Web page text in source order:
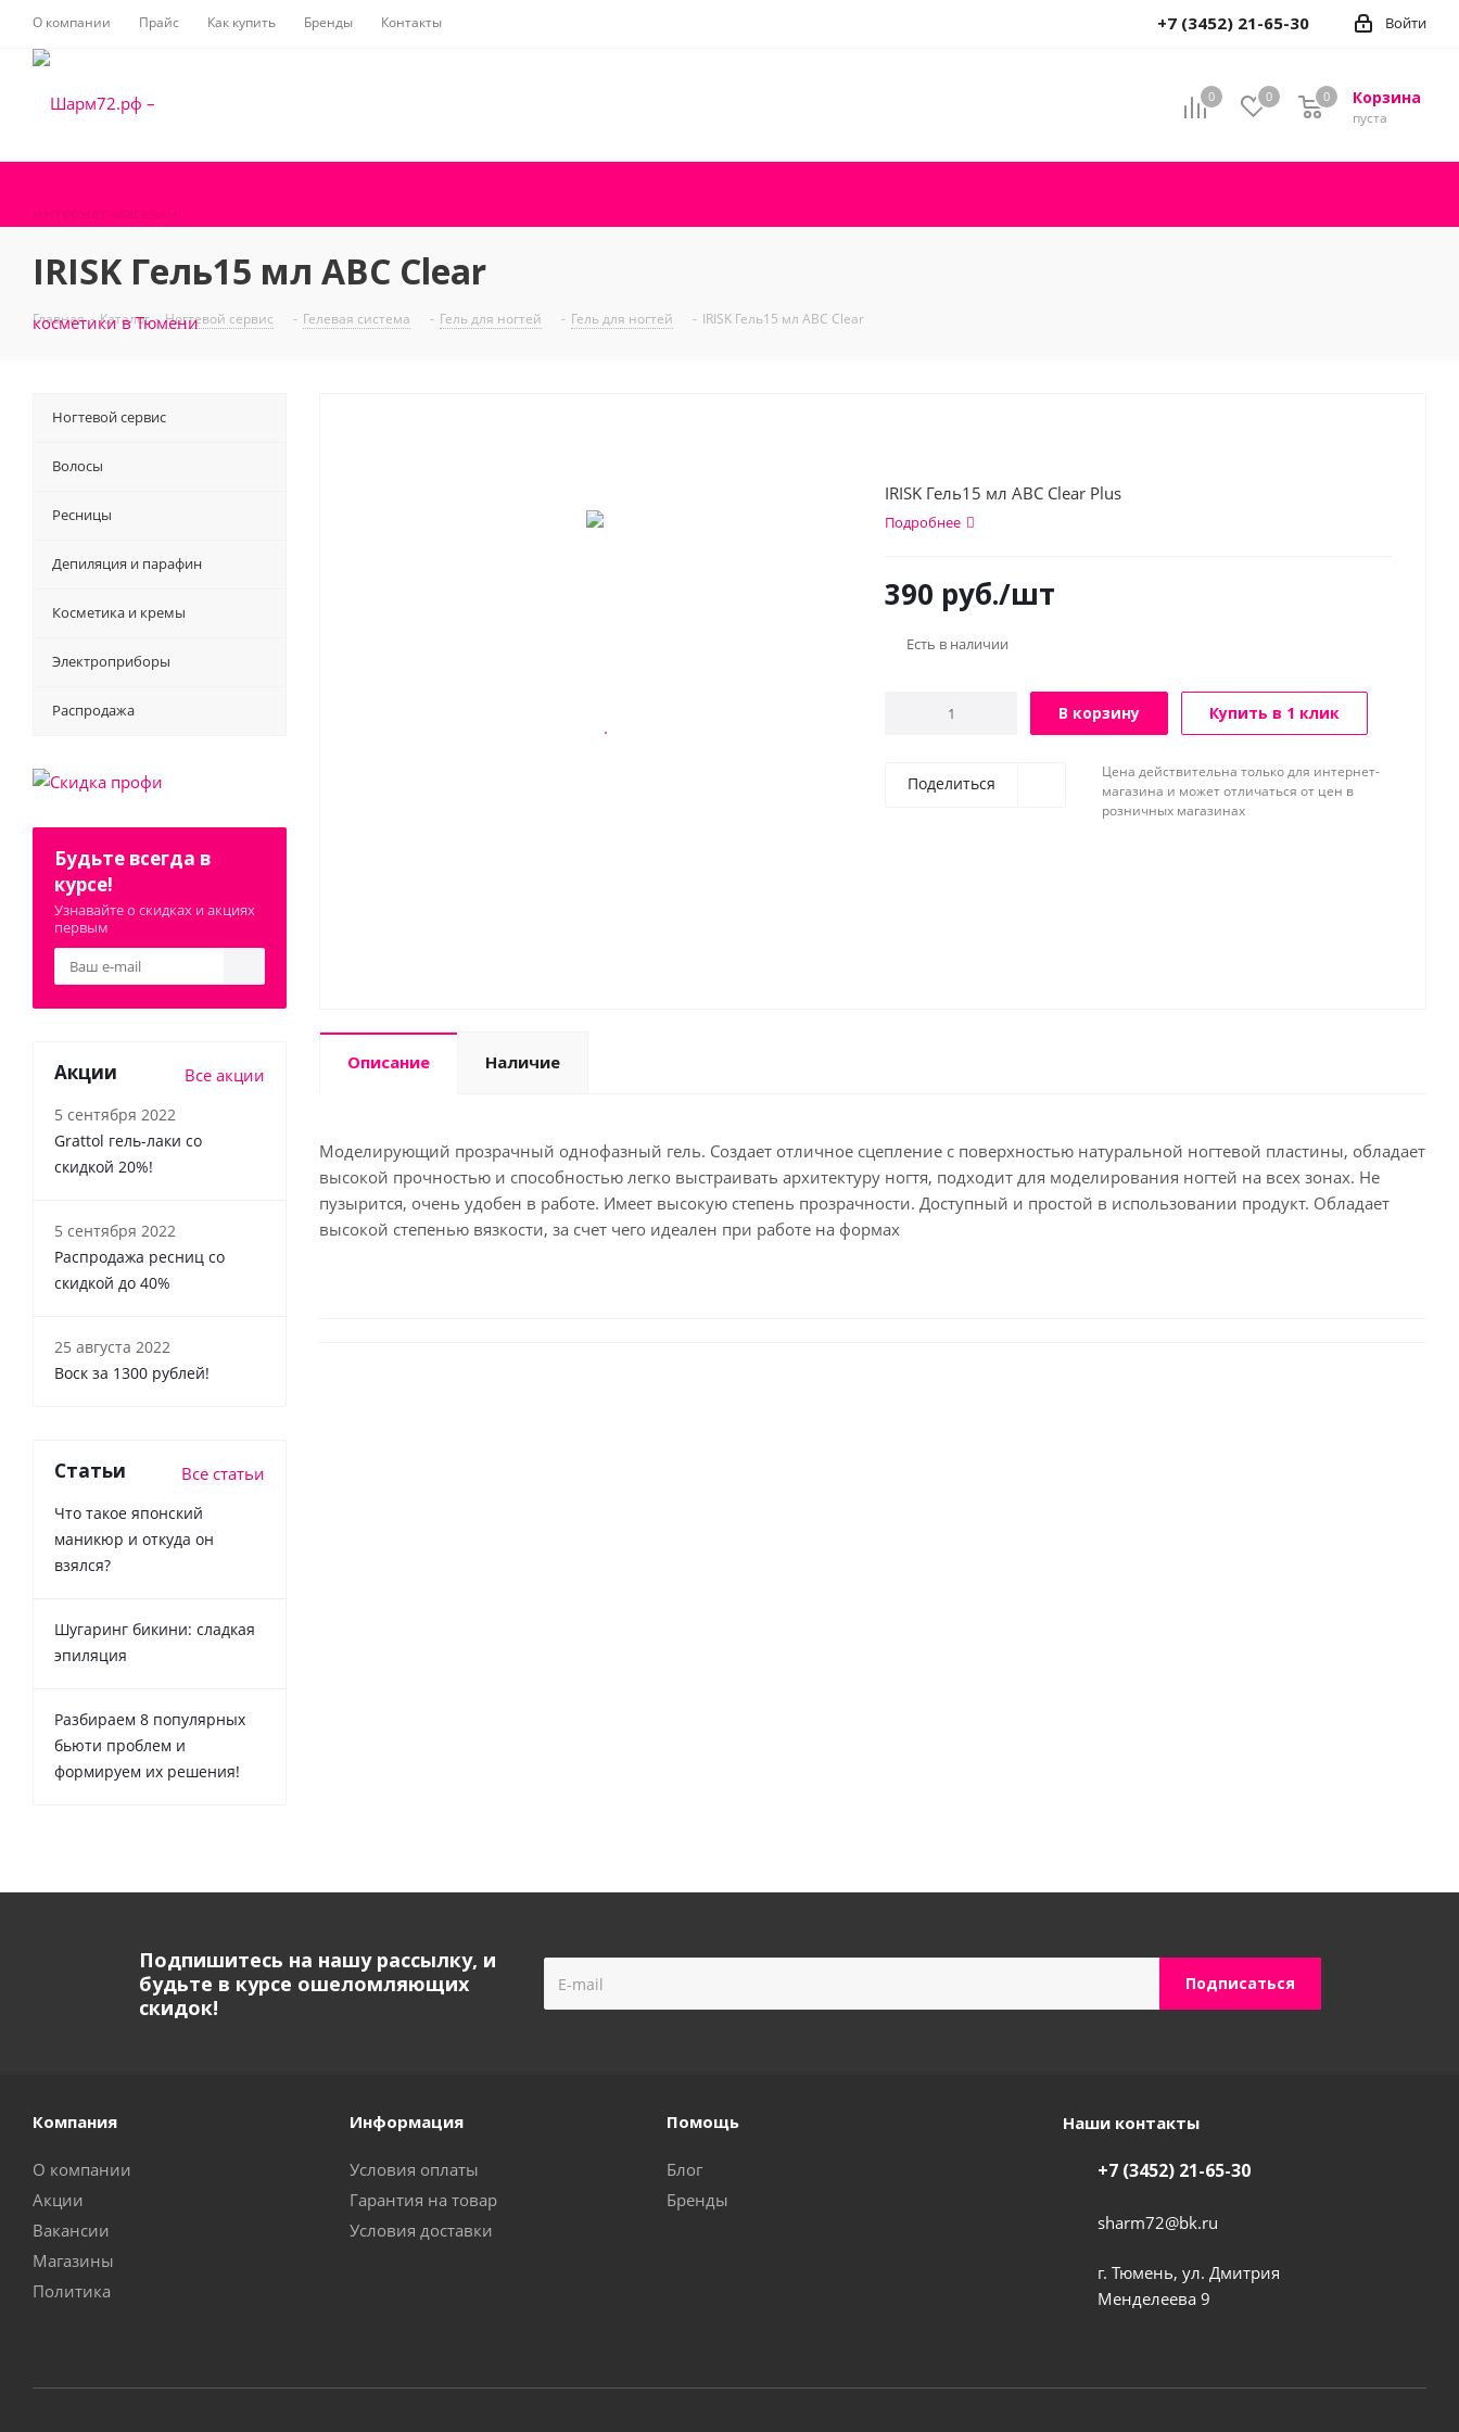
О компании Прайс Как купить Бренды Контакты Войти
+7 (3452) 21-65-30
0 0 Корзина
пуста
0
IRISK Гель15 мл АВС Clear
Главная - Каталог - Ногтевой сервис - Гелевая система - Гель для ногтей - Гель для ногтей - IRISK Гель15 мл АВС Clear
IRISK Гель15 мл АВС Clear Plus
Подробнее
390 руб./шт
Есть в наличии
В корзину Купить в 1 клик
Поделиться
Цена действительна только для интернет-
магазина и может отличаться от цен в
розничных магазинах
Описание Наличие
Моделирующий прозрачный однофазный гель. Создает отличное сцепление с поверхностью натуральной ногтевой пластины, обладает
высокой прочностью и способностью легко выстраивать архитектуру ногтя, подходит для моделирования ногтей на всех зонах. Не
пузырится, очень удобен в работе. Имеет высокую степень прозрачности. Доступный и простой в использовании продукт. Обладает
высокой степенью вязкости, за счет чего идеален при работе на формах
Ногтевой сервис
Волосы
Ресницы
Депиляция и парафин
Косметика и кремы
Электроприборы
Распродажа
Будьте всегда в
курсе!
Узнавайте о скидках и акциях
первым
Акции Все акции
5 сентября 2022
Grattol гель-лаки со
скидкой 20%!
5 сентября 2022
Распродажа ресниц со
скидкой до 40%
25 августа 2022
Воск за 1300 рублей!
Статьи Все статьи
Что такое японский
маникюр и откуда он
взялся?
Шугаринг бикини: сладкая
эпиляция
Разбираем 8 популярных
бьюти проблем и
формируем их решения!
Подпишитесь на нашу рассылку, и
будьте в курсе ошеломляющих
скидок!
Компания
О компании
Акции
Вакансии
Магазины
Политика
Информация
Условия оплаты
Гарантия на товар
Условия доставки
Помощь
Блог
Бренды
Наши контакты
+7 (3452) 21-65-30
sharm72@bk.ru
г. Тюмень, ул. Дмитрия
Менделеева 9